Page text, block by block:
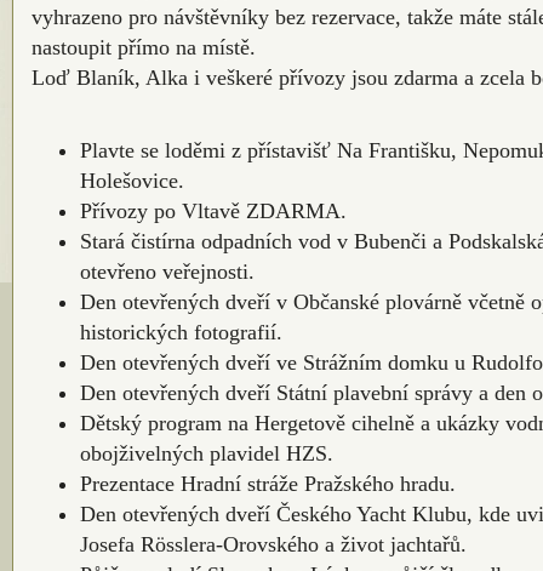
vyhrazeno pro návštěvníky bez rezervace, takže máte
nastoupit přímo na místě.
Loď Blaník, Alka i veškeré přívozy jsou zdarma a zcela
Plavte se loděmi z přístavišť Na Františku,
Holešovice.
Přívozy po Vltavě ZDARMA.
Stará čistírna odpadních vod v Bubenči a
otevřeno veřejnosti.
Den otevřených dveří v Občanské plovárně včetně
historických fotografií.
Den otevřených dveří ve Strážním domku u
Den otevřených dveří Státní plavební správy a den
Dětský program na Hergetově cihelně a ukázky
obojživelných plavidel HZS.
Prezentace Hradní stráže Pražského hradu.
Den otevřených dveří Českého Yacht Klubu, kde
Josefa Rösslera-Orovského a život jachtařů.